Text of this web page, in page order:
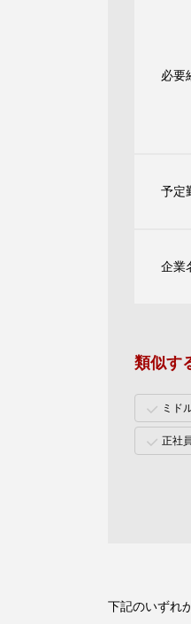
必要
予定
企業
類似す
ミド
正社
下記のいずれ